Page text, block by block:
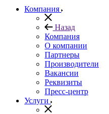
Компания
Назад
Компания
О компании
Партнеры
Производители
Вакансии
Реквизиты
Пресс-центр
Услуги